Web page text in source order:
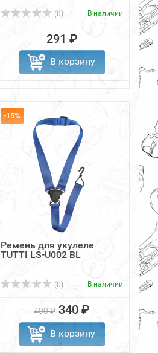
(0) В наличии
291 ₽
В корзину
-15%
Ремень для укулеле
TUTTI LS-U002 BL
(0) В наличии
400 ₽ 340 ₽
В корзину